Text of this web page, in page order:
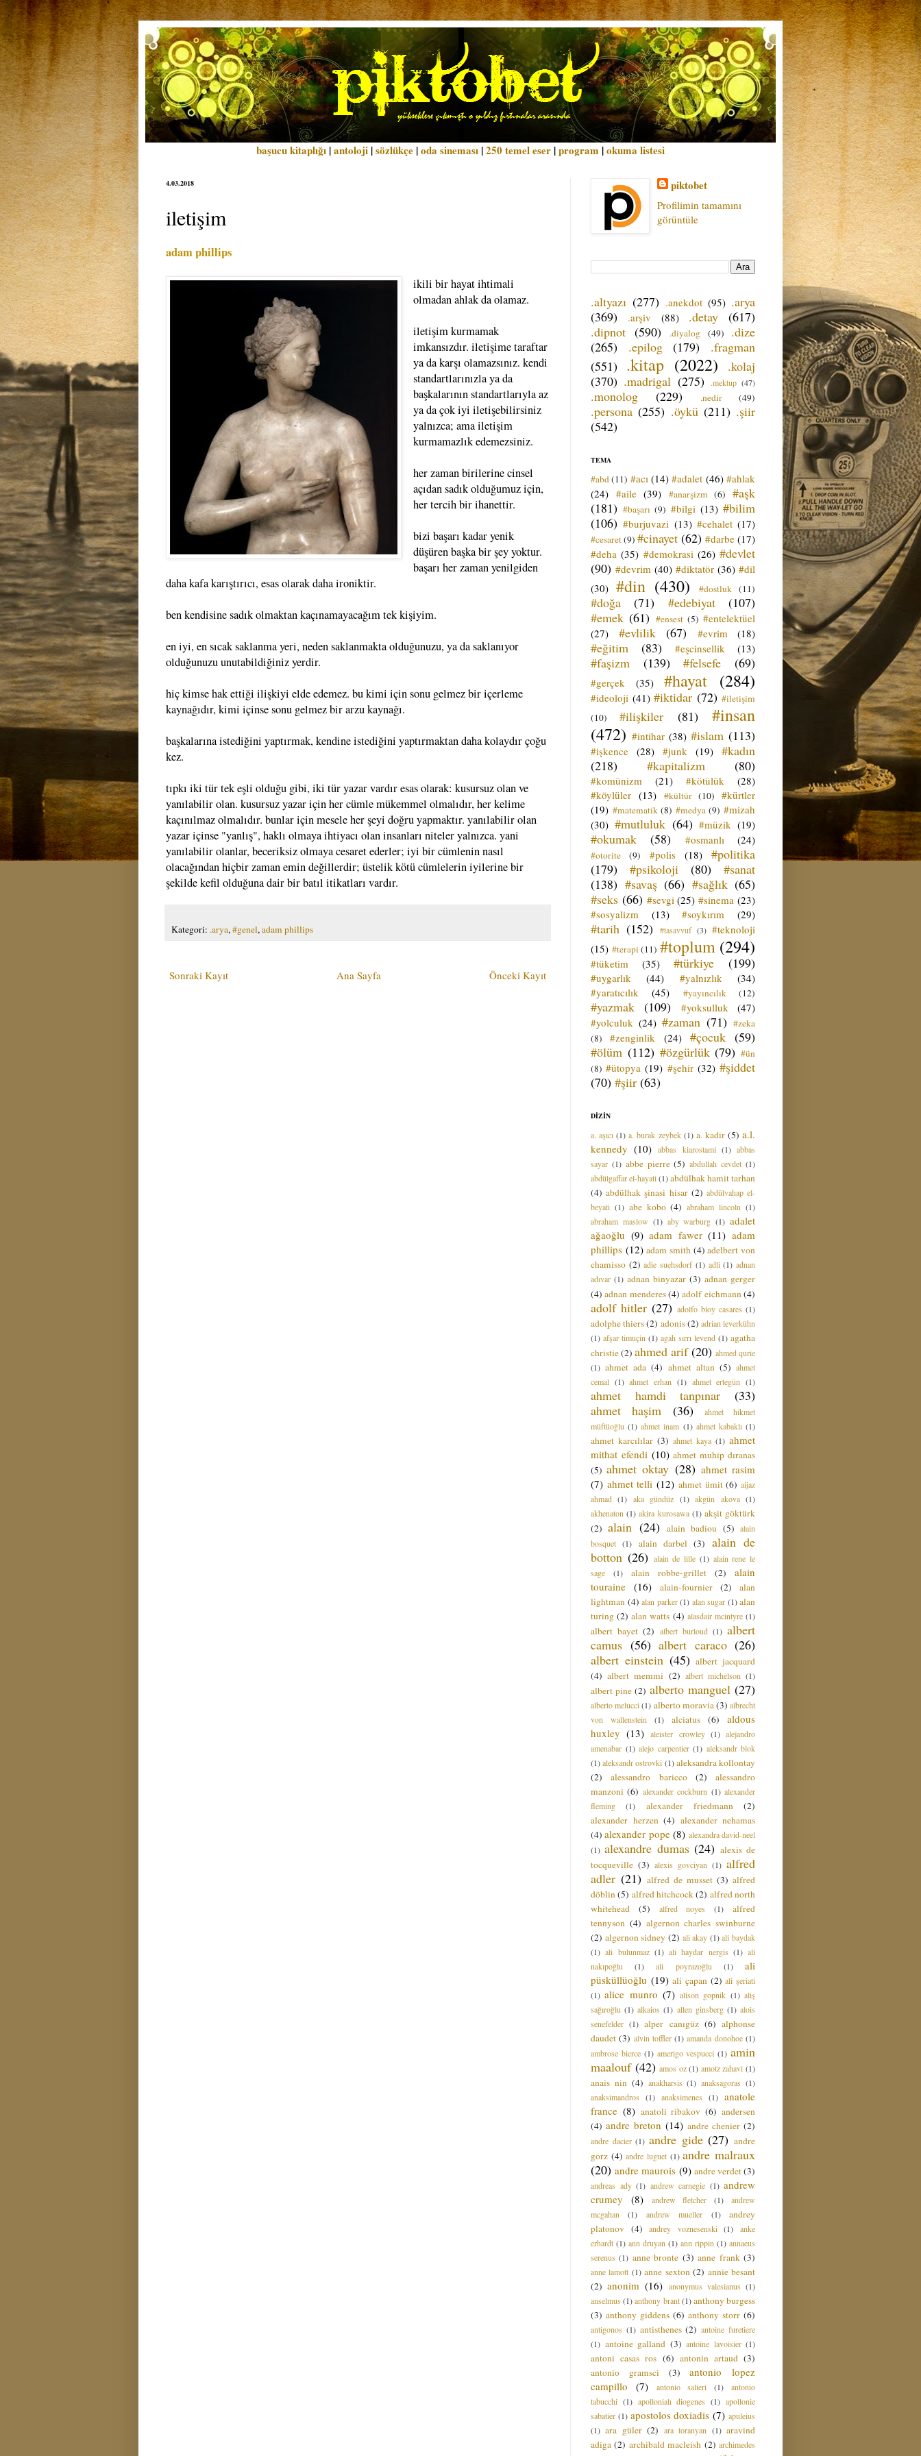
başucu kitaplığı |antoloji |sözlükçe |oda sineması |250 temel eser |program |okuma listesi
4.03.2018
iletişim
adam phillips
ikili bir hayat ihtimali
olmadan ahlak da olamaz.
iletişim kurmamak
imkansızdır. iletişime taraftar
ya da karşı olamazsınız. kendi
standartlarınızla ya da
başkalarının standartlarıyla az
ya da çok iyi iletişebilirsiniz
yalnızca; ama iletişim
kurmamazlık edemezsiniz.
her zaman birilerine cinsel
açıdan sadık olduğumuz için,
her tercih bir ihanettir.
bizi başarı kadar yenik
düşüren başka bir şey yoktur.
başarı her zaman yenilgiden
daha kafa karıştırıcı, esas olarak daha ironiktir.
ben kendisine sadık olmaktan kaçınamayacağım tek kişiyim.
en iyi, en sıcak saklanma yeri, neden saklanmakta olduğunuzu, ya da saklanıyor
olduğunuzu unutabildiğiniz yerdir.
hiç kimse hak ettiği ilişkiyi elde edemez. bu kimi için sonu gelmez bir içerleme
kaynağıdır, kimi içinse sonu gelmez bir arzu kaynağı.
başkalarına istediğini yaptırmak, kendine istediğini yaptırmaktan daha kolaydır çoğu
kez.
tıpkı iki tür tek eşli olduğu gibi, iki tür yazar vardır esas olarak: kusursuz olan ve
yanılabilir olan. kusursuz yazar için her cümle mükemmel olmalıdır, her kelime
kaçınılmaz olmalıdır. bunlar için mesele her şeyi doğru yapmaktır. yanılabilir olan
yazar içinse "yanlış", haklı olmaya ihtiyacı olan insanları niteler yalnızca. yani
yanılabilir olanlar, beceriksiz olmaya cesaret ederler; iyi bir cümlenin nasıl
olacağından hiçbir zaman emin değillerdir; üstelik kötü cümlelerin iyilerine bir
şekilde kefil olduğuna dair bir batıl itikatları vardır.
Kategori: .arya,#genel,adam phillips
Sonraki Kayıt Önceki Kayıt
Ana Sayfa
piktobet
Profilimin tamamını
görüntüle
.altyazı (277) .anekdot (95) .arya
(369)
.arşiv (88) .detay
(617)
.dipnot (590) .diyalog (49)
.dize
(265)
.epilog (179)
.fragman
(551) .kitap (2022)
.kolaj
(370) .madrigal (275) .mektup (47)
.monolog (229) .nedir (49)
.persona (255) .öykü (211) .şiir
(542)
TEMA
#abd (11) #acı (14) #adalet (46) #ahlak
(24) #aile (39) #anarşizm (6)
#aşk
(181) #başarı (9) #bilgi (13) #bilim
(106) #burjuvazi (13) #cehalet (17)
#cesaret(9) #cinayet (62) #darbe (17)
#deha (35) #demokrasi (26) #devlet
(90) #devrim (40) #diktatör (36) #dil
(30) #din (430) #dostluk (11)
#doğa (71) #edebiyat
(107)
#emek (61) #ensest (5) #entelektüel
(27)
#evlilik (67) #evrim (18)
#eğitim (83) #eşcinsellik (13)
#faşizm (139) #felsefe (69)
#gerçek (35) #hayat (284)
#ideoloji (41) #iktidar (72) #iletişim
(10)
#ilişkiler (81)
#insan
(472) #intihar (38) #islam (113)
#işkence (28) #junk (19) #kadın
(218)
#kapitalizm (80)
#komünizm (21) #kötülük
(28)
#köylüler (13) #kültür (10)
#kürtler
(19) #matematik (8) #medya (9) #mizah
(30) #mutluluk (64) #müzik (19)
#okumak (58) #osmanlı (24)
#otorite (9) #polis (18)
#politika
(179)
#psikoloji (80)
#sanat
(138) #savaş (66) #sağlık (65)
#seks (66) #sevgi (25) #sinema (23)
#sosyalizm
(13) #soykırım (29)
#tarih (152) #tasavvuf (3) #teknoloji
(15) #terapi (11) #toplum (294)
#tüketim (35) #türkiye (199)
#uygarlık (44) #yalnızlık
(34)
#yaratıcılık
(45) #yayıncılık (12)
#yazmak (109) #yoksulluk
(47)
#yolculuk (24) #zaman (71) #zeka
(8)
#zenginlik (24) #çocuk (59)
#ölüm (112) #özgürlük (79) #ün
(8) #ütopya (19) #şehir (32) #şiddet
(70) #şiir (63)
DİZİN
a. aşıcı (1) a. burak zeybek (1) a. kadir (5) a.l.
kennedy (10) abbas kiarostami (1) abbas
sayar (1) abbe pierre (5) abdullah cevdet (1)
abdülgaffar el-hayati(1)abdülhak hamit tarhan
(4) abdülhak şinasi hisar (2) abdülvahap el-
beyati (1) abe kobo (4) abraham lincoln (1)
abraham maslow (1) aby warburg (1) adalet
ağaoğlu (9) adam fawer (11) adam
phillips (12) adam smith (4) adelbert von
chamisso (2) adie suehsdorf (1) adli (1) adnan
adıvar (1) adnan binyazar (3) adnan gerger
(4) adnan menderes(4) adolf eichmann (4)
adolf hitler (27) adolfo bioy casares (1)
adolphe thiers(2) adonis(2) adrian leverkühn
(1) afşar timuçin (1) agah sırrı levend (1) agatha
christie(2) ahmed arif (20) ahmed qurie
(1) ahmet ada (4) ahmet altan (5) ahmet
cemal (1) ahmet erhan (1) ahmet ertegün (1)
ahmet hamdi tanpınar
(33)
ahmet haşim
(36)
ahmet hikmet
müftüoğlu (1) ahmet inam (1) ahmet kabaklı (1)
ahmet karcılılar (3) ahmet kaya (1) ahmet
mithat efendi (10) ahmet muhip dıranas
(5) ahmet oktay (28) ahmet rasim
(7) ahmet telli (12) ahmet ümit (6) aijaz
ahmad (1) aka gündüz (1) akgün akova (1)
akhenaton (1) akira kurosawa (1) akşit göktürk
(2) alain (24) alain badiou (5) alain
bosquet (1) alain darbel (3)
alain de
botton (26) alain de lille (1) alain rene le
sage
(1) alain robbe-grillet (2)
alain
touraine (16) alain-fournier (2)
alan
lightman (4) alan parker (1) alan sugar (1) alan
turing (2) alan watts (4) alasdair mcintyre (1)
albert bayet (2) albert burloud (1) albert
camus (56) albert caraco (26)
albert einstein (45) albert jacquard
(4) albert memmi (2) albert michelson (1)
albert pine (2) alberto manguel (27)
alberto melucci (1) alberto moravia (3) albrecht
von wallenstein
(1) alciatus (6)
aldous
huxley (13) aleister crowley (1) alejandro
amenabar (1) alejo carpentier (1) aleksandr blok
(1) aleksandr ostrovki (1) aleksandra kollontay
(2)
alessandro baricco (2)
alessandro
manzoni (6) alexander cockburn (1) alexander
fleming
(1) alexander friedmann
(2)
alexander herzen (4) alexander nehamas
(4) alexander pope (8) alexandra david-neel
(1) alexandre dumas (24) alexis de
tocqueville (3) alexis govciyan (1) alfred
adler (21) alfred de musset (3) alfred
döblin (5) alfred hitchcock(2) alfred north
whitehead
(5) alfred noyes (1)
alfred
tennyson (4) algernon charles swinburne
(2) algernon sidney (2) ali akay (1) ali baydak
(1) ali bulunmaz (1) ali haydar nergis (1) ali
nakıpoğlu
(1) ali poyrazoğlu (1)
ali
püsküllüoğlu (19) ali çapan (2) ali şeriati
(1) alice munro (7) alison gopnik (1) aliş
sağıroğlu (1) alkaios (1) allen ginsberg (1) alois
senefelder (1) alper canıgüz (6) alphonse
daudet (3) alvin toffler (1) amanda donohoe (1)
ambrose bierce (1) amerigo vespucci (1) amin
maalouf (42) amos oz (1) amotz zahavi (1)
anais nin (4) anakharsis (1) anaksagoras (1)
anaksimandros
(1) anaksimenes (1) anatole
france (8) anatoli ribakov (6) andersen
(4) andre breton (14) andre chenier (2)
andre dacier (1) andre gide (27) andre
gorz (4) andre luguet (1) andre malraux
(20) andre maurois (9) andre verdet(3)
andreas ady (1) andrew carnegie (1) andrew
crumey
(8) andrew fletcher (1)
andrew
mcgahan
(1) andrew mueller (1)
andrey
platonov (4) andrey voznesenski (1)
anke
erhardt (1) ann druyan (1) ann rippin (1) annaeus
serenus (1) anne bronte (3) anne frank (3)
anne lamott (1) anne sexton (2) annie besant
(2) anonim (16) anonymus valesianus (1)
anselmus (1) anthony brant (1) anthony burgess
(3) anthony giddens (6) anthony storr (6)
antigonos (1) antisthenes (2) antoine furetiere
(1) antoine galland (3) antoine lavoisier (1)
antoni casas ros (6) antonin artaud (3)
antonio gramsci
(3)
antonio lopez
campillo
(7) antonio salieri (1)
antonio
tabucchi (1) apollonialı diogenes (1) apollonie
sabatier (1) apostolos doxiadis (7) apuleius
(1) ara güler (2) ara toranyan (1) aravind
adiga (2) archibald macleish (2) archimedes